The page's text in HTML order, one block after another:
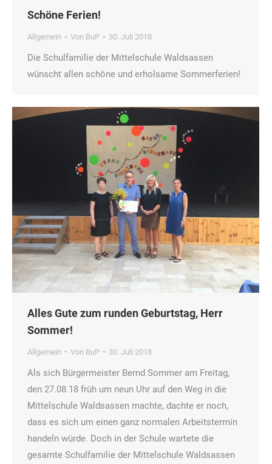
Schöne Ferien!
Allgemein Von BuP 30. Juli 2018
Die Schulfamilie der Mittelschule Waldsassen
wünscht allen schöne und erholsame Sommerferien!
Alles Gute zum runden Geburtstag, Herr
Sommer!
Allgemein Von BuP 30. Juli 2018
Als sich Bürgermeister Bernd Sommer am Freitag,
den 27.08.18 früh um neun Uhr auf den Weg in die
Mittelschule Waldsassen machte, dachte er noch,
dass es sich um einen ganz normalen Arbeitstermin
handeln würde. Doch in der Schule wartete die
gesamte Schulfamilie der Mittelschule Waldsassen